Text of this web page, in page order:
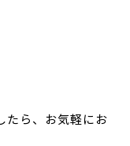
たら、お気軽にお